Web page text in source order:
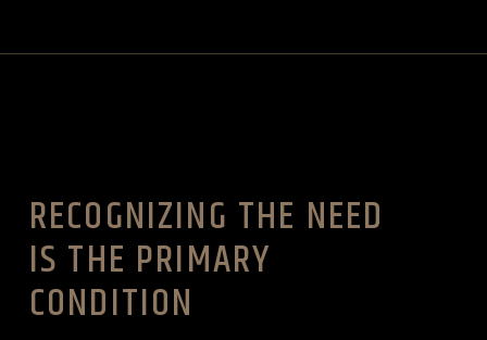
RECOGNIZING THE NEED
IS THE PRIMARY
CONDITION